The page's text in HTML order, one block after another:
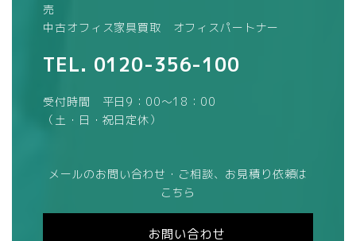
売
中古オフィス家具買取 オフィスパートナー
TEL. 0120-356-100
受付時間 平日9：00～18：00
（土・日・祝日定休）
メールのお問い合わせ・ご相談、お見積り依頼は
こちら
お問い合わせ